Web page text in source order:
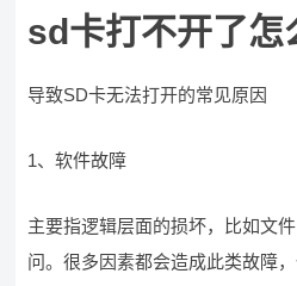
sd卡打不开了怎
导致SD卡无法打开的常见原因
1、软件故障
主要指逻辑层面的损坏，比如文
问。很多因素都会造成此类故障